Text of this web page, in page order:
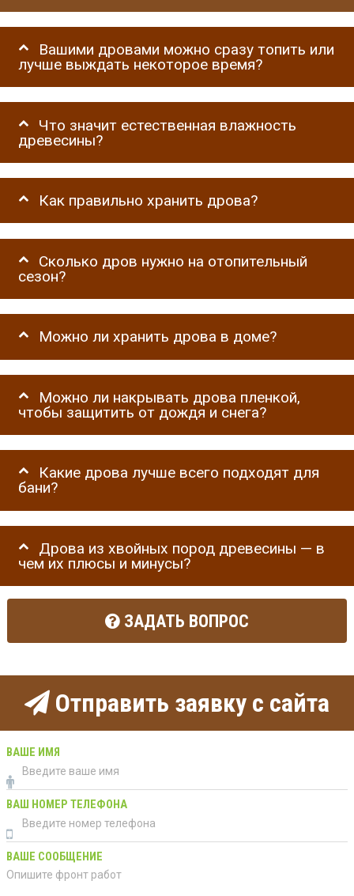
Вашими дровами можно сразу топить или
лучше выждать некоторое время?
Что значит естественная влажность
древесины?
Как правильно хранить дрова?
Сколько дров нужно на отопительный
сезон?
Можно ли хранить дрова в доме?
Можно ли накрывать дрова пленкой,
чтобы защитить от дождя и снега?
Какие дрова лучше всего подходят для
бани?
Дрова из хвойных пород древесины — в
чем их плюсы и минусы?
ЗАДАТЬ ВОПРОС
Отправить заявку с сайта
ВАШЕ ИМЯ
ВАШ НОМЕР ТЕЛЕФОНА
ВАШЕ СООБЩЕНИЕ